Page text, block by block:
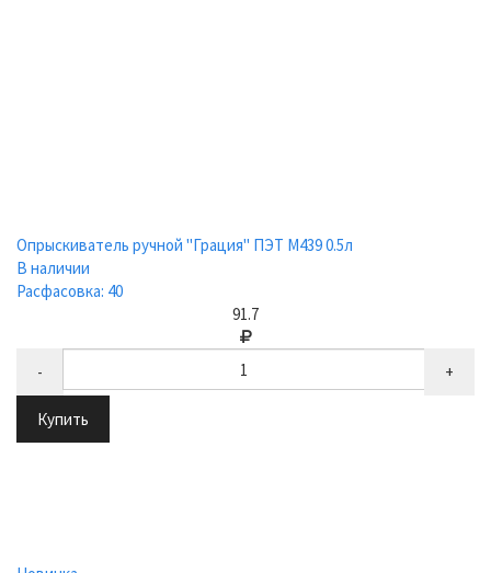
Опрыскиватель ручной "Грация" ПЭТ М439 0.5л
В наличии
Расфасовка: 40
91.7
- +
Купить